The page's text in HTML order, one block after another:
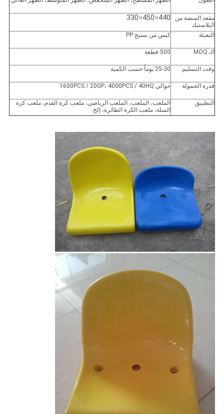
مقعد المنصة من
البلاستيك
440
×
450
×
330
التعبئة كيس من نسيج PP
الـ MOQ 500 قطعة
وقت التسليم 25-30 يوماً حسب الكمية
قدرة الحمولة حوالي 1600PCS / 20GP، 4000PCS / 40HQ
التطبيق
الملعب، الملعب، الملعب الرياضي، ملعب كرة القدم، ملعب كرة
السلة، ملعب الكرة الطائرة، إلخ.